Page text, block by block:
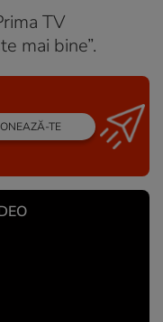
TV
mai bine”.
TE